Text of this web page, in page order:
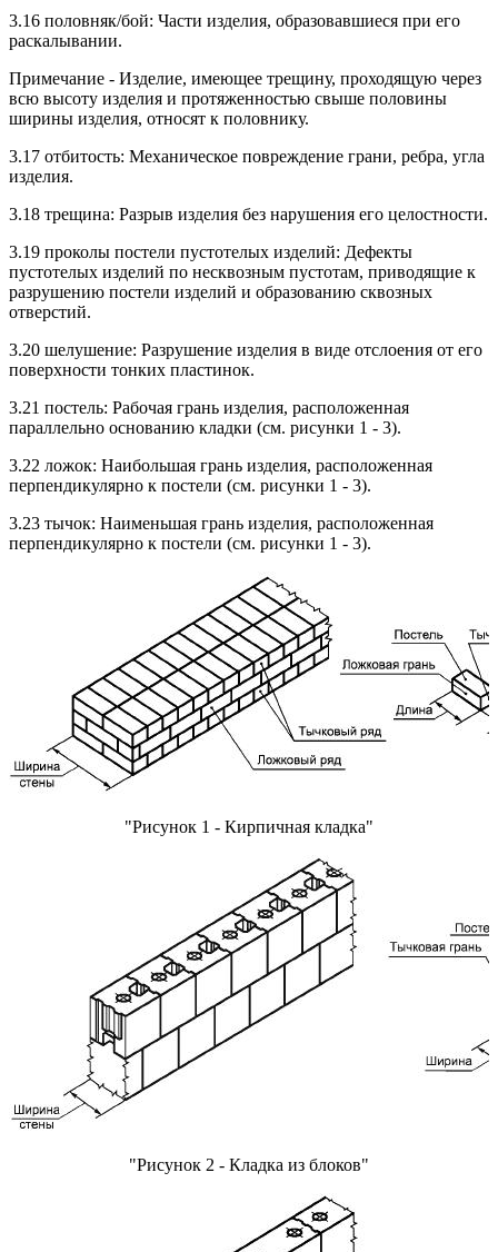
3.16 половняк/бой: Части изделия, образовавшиеся при его
раскалывании.
Примечание - Изделие, имеющее трещину, проходящую через
всю высоту изделия и протяженностью свыше половины
ширины изделия, относят к половнику.
3.17 отбитость: Механическое повреждение грани, ребра, угла
изделия.
3.18 трещина: Разрыв изделия без нарушения его целостности.
3.19 проколы постели пустотелых изделий: Дефекты
пустотелых изделий по несквозным пустотам, приводящие к
разрушению постели изделий и образованию сквозных
отверстий.
3.20 шелушение: Разрушение изделия в виде отслоения от его
поверхности тонких пластинок.
3.21 постель: Рабочая грань изделия, расположенная
параллельно основанию кладки (см. рисунки 1 - 3).
3.22 ложок: Наибольшая грань изделия, расположенная
перпендикулярно к постели (см. рисунки 1 - 3).
3.23 тычок: Наименьшая грань изделия, расположенная
перпендикулярно к постели (см. рисунки 1 - 3).
"Рисунок 1 - Кирпичная кладка"
"Рисунок 2 - Кладка из блоков"